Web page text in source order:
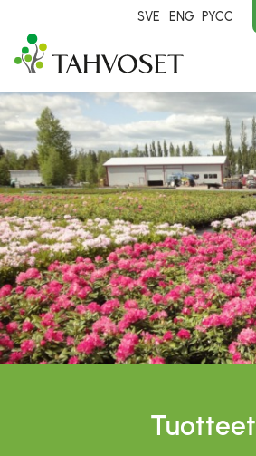
SVE ENG PYCC
Tuotteet